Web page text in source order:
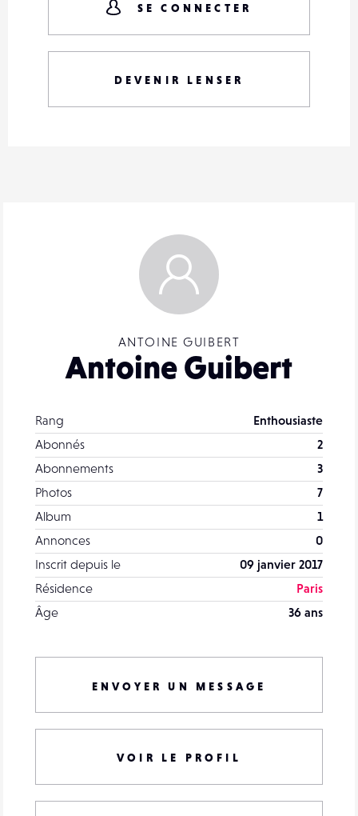
ANTOINE GUIBERT
Antoine Guibert
Rang
Enthousiaste
Abonnés
2
Abonnements
3
Photos
7
Album
1
Annonces
0
Inscrit depuis le
09 janvier 2017
Résidence
Paris
Âge
36 ans
ENVOYER UN MESSAGE
VOIR LE PROFIL
SE CONNECTER
DEVENIR LENSER